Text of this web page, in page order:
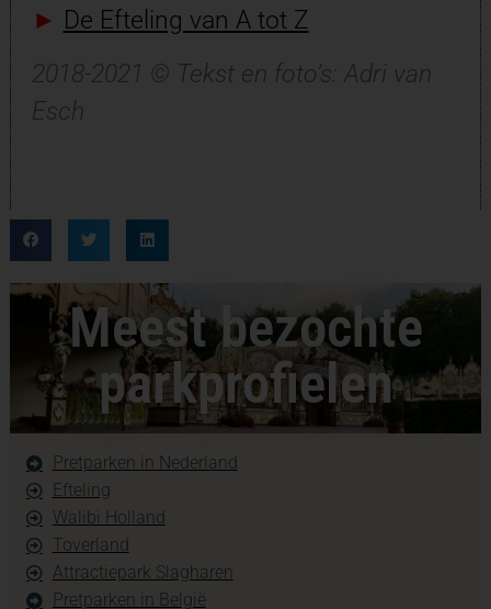
► De Efteling van A tot Z
2018-2021 © Tekst en foto’s: Adri van
Esch
Meest bezochte
parkprofielen
Pretparken in Nederland
Efteling
Walibi Holland
Toverland
Attractiepark Slagharen
Pretparken in België